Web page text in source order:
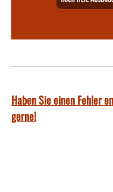
Haben Sie einen Fehler
gerne!